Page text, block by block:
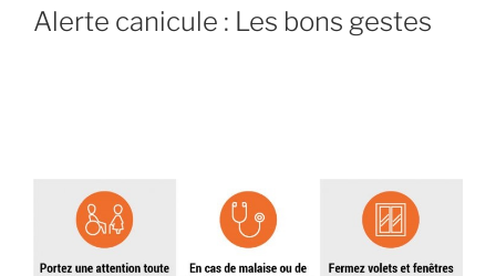
LE
Alerte canicule : Les bons gestes